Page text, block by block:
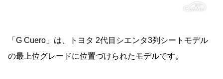
「G Cuero」は、トヨタ 2代目シエンタ3列シートモデル
の最上位グレードに位置づけられたモデルです。